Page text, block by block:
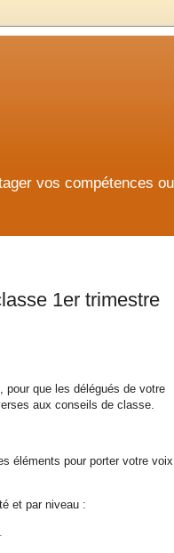
vos compétences
1er trimestre
pour que les délégués de votre
aux conseils de classe.
éléments pour porter votre voix
et par niveau :